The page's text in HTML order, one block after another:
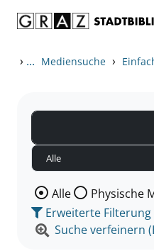
› ... Mediensuche ›
Wählen Sie die
Alle Physische
Erweiterte Filterung
Suche verfeinern